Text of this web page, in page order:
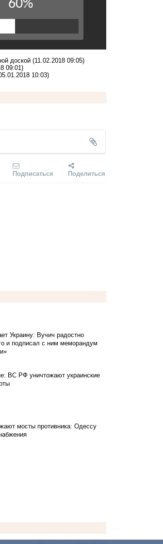
доской (11.02.2018 09:05)
09:01)
10:03)
Подписаться Поделиться
Украину: Вучич радостно
и подписал с ним меморандум
ВС РФ уничтожают украинские
мосты противника: Одессу